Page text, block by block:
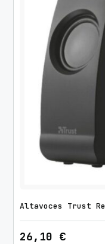
Altavoces Trust
26,10 €